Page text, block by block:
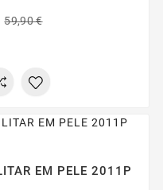
59,90 €Preço
Preço
EM PELE 2011P